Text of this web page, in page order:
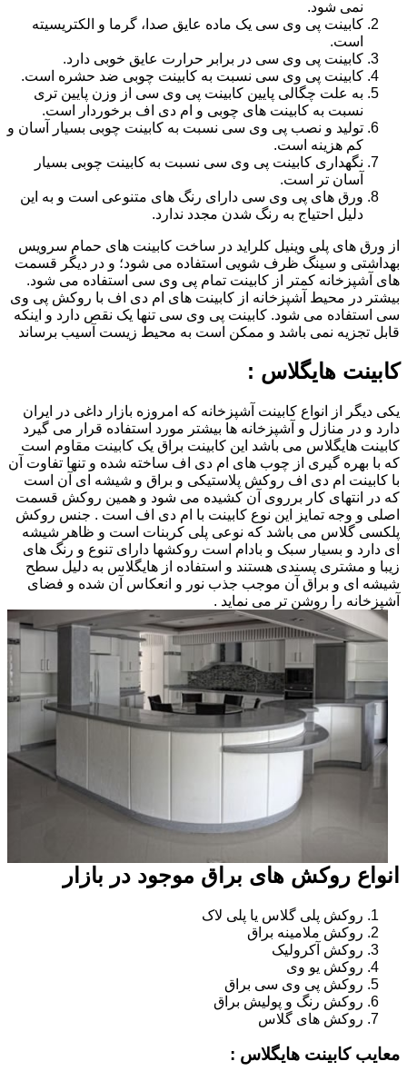
نمی شود.
کابینت پی وی سی یک ماده عایق صدا، گرما و الکتریسیته
است.
کابینت پی وی سی در برابر حرارت عایق خوبی دارد.
کابینت پی وی سی نسبت به کابینت چوبی ضد حشره است.
به علت چگالی پایین کابینت پی وی سی از وزن پایین تری
نسبت به کابینت های چوبی و ام دی اف برخوردار است.
تولید و نصب پی وی سی نسبت به کابینت چوبی بسیار آسان و
کم هزینه است.
نگهداری کابینت پی وی سی نسبت به کابینت چوبی بسیار
آسان تر است.
ورق های پی وی سی دارای رنگ های متنوعی است و به این
دلیل احتیاج به رنگ شدن مجدد ندارد.
از ورق های پلی وینیل کلراید در ساخت کابینت های حمام سرویس
بهداشتی و سینگ ظرف شویی استفاده می شود؛ و در دیگر قسمت
های آشپزخانه کمتر از کابینت تمام پی وی سی استفاده می شود.
بیشتر در محیط آشپزخانه از کابینت های ام دی اف با روکش پی وی
سی استفاده می شود. کابینت پی وی سی تنها یک نقص دارد و اینکه
قابل تجزیه نمی باشد و ممکن است به محیط زیست آسیب برساند
کابینت هایگلاس :
یکی دیگر از انواع کابینت آشپزخانه که امروزه بازار داغی در ایران
دارد و در منازل و آشپزخانه ها بیشتر مورد استفاده قرار می گیرد
کابینت هایگلاس می باشد این کابینت براق یک کابینت مقاوم است
که با بهره گیری از چوب های ام دی اف ساخته شده و تنها تفاوت آن
با کابینت ام دی اف روکش پلاستیکی و براق و شیشه ای آن است
که در انتهای کار برروی آن کشیده می شود و همین روکش قسمت
اصلی و وجه تمایز این نوع کابینت با ام دی اف است . جنس روکش
پلکسی گلاس می باشد که نوعی پلی کربنات است و ظاهر شیشه
ای دارد و بسیار سبک و بادام است روکشها دارای تنوع و رنگ های
زیبا و مشتری پسندی هستند و استفاده از هایگلاس به دلیل سطح
شیشه ای و براق آن موجب جذب نور و انعکاس آن شده و فضای
آشپزخانه را روشن تر می نماید .
انواع روکش های براق موجود در بازار
روکش پلی گلاس یا پلی لاک
روکش ملامینه براق
روکش آکرولیک
روکش یو وی
روکش پی وی سی براق
روکش رنگ و پولیش براق
روکش های گلاس
معایب کابینت هایگلاس :